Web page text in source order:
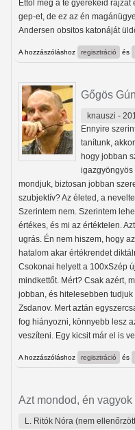
Ettől még a te gyerekeid
gep-et, de ez az én
Andersen obsitos katonáját
A hozzászóláshoz regisztráció és
Gőgös
knauszi -
Ennyire
tanítunk,
hogy jobban
igazgyöngyös
mondjuk, biztosan jobban
szubjektív? Az életed, a
Szerintem nem. Szerintem
értékes, és mi az értéktelen.
ugrás. Én nem hiszem, hogy
hatalom akar értékrendet
Csokonai helyett a 100xSzép
mindkettőt. Mért? Csak azért,
jobban, és hitelesebben
Zsdanov. Mert aztán
fog hiányozni, könnyebb lesz
veszíteni. Egy kicsit már el is
A hozzászóláshoz regisztráció és
Azt mondod, én vagyok
L. Ritók Nóra (nem